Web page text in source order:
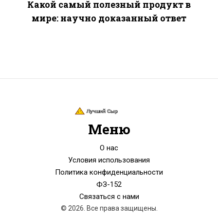
Какой самый полезный продукт в
мире: научно доказанный ответ
Меню
О нас
Условия использования
Политика конфиденциальности
ФЗ-152
Связаться с нами
© 2026. Все права защищены.